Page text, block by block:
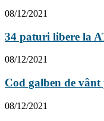
08/12/2021
34 paturi libere la
08/12/2021
Cod galben de
08/12/2021